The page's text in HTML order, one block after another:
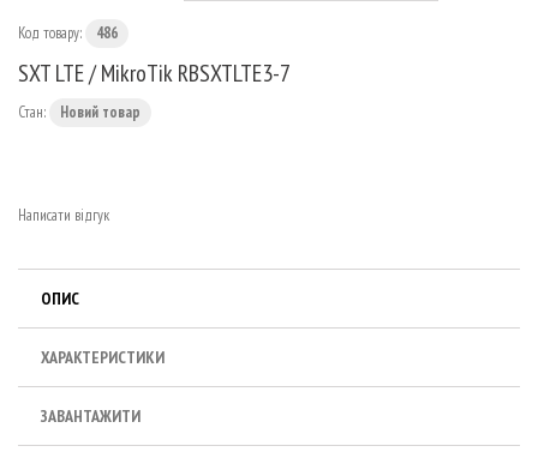
Код товару: 486
SXT LTE / MikroTik RBSXTLTE3-7
Стан: Новий товар
Написати відгук
ОПИС
ХАРАКТЕРИСТИКИ
ЗАВАНТАЖИТИ